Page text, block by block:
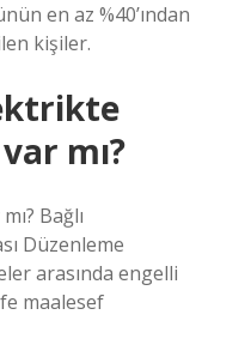
en az %40’ından
kişiler.
mı?
Bağlı
Düzenleme
arasında engelli
maalesef